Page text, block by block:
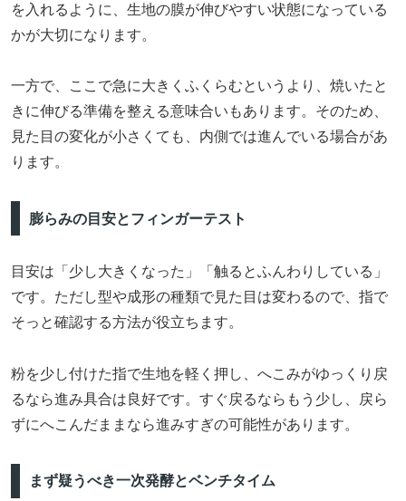
を入れるように、生地の膜が伸びやすい状態になっている
かが大切になります。
一方で、ここで急に大きくふくらむというより、焼いたと
きに伸びる準備を整える意味合いもあります。そのため、
見た目の変化が小さくても、内側では進んでいる場合があ
ります。
膨らみの目安とフィンガーテスト
目安は「少し大きくなった」「触るとふんわりしている」
です。ただし型や成形の種類で見た目は変わるので、指で
そっと確認する方法が役立ちます。
粉を少し付けた指で生地を軽く押し、へこみがゆっくり戻
るなら進み具合は良好です。すぐ戻るならもう少し、戻ら
ずにへこんだままなら進みすぎの可能性があります。
まず疑うべき一次発酵とベンチタイム